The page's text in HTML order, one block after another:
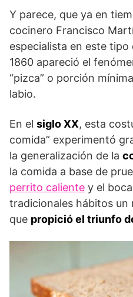
Y parece, que ya en
cocinero Francisco
especialista en este tipo
1860 apareció el
“pizca” o porción
labio.
En el siglo XX, esta
comida” experimentó
la generalización de la
la comida a base de
perrito caliente y el
tradicionales hábitos
que propició el triunfo